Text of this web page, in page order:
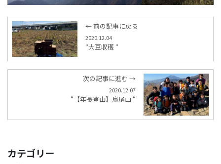
← 前の記事に戻る
2020.12.04
“大豆収穫 “
次の記事に進む →
2020.12.07
“【年長登山】烏尾山 “
カテゴリー